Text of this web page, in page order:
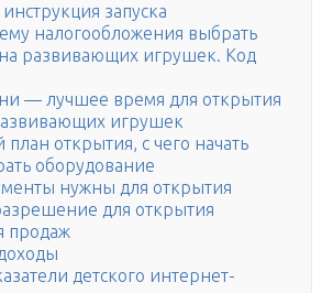
запуска
налогообложения выбрать
развивающих игрушек. Код
— лучшее время для открытия
игрушек
открытия, с чего начать
оборудование
нужны для открытия
для открытия
продаж
детского интернет-